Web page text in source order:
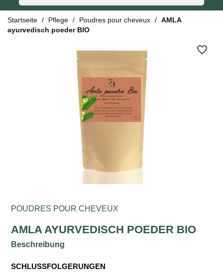
Startseite Pflege Poudres pour cheveux
AMLA
ayurvedisch poeder BIO
favorite_border
POUDRES POUR CHEVEUX
AMLA AYURVEDISCH POEDER BIO
Beschreibung
SCHLUSSFOLGERUNGEN